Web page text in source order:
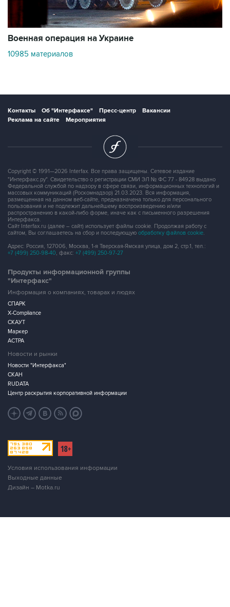
Военная операция на Украине
10985 материалов
Контакты Об "Интерфаксе" Пресс-центр
Вакансии
Реклама на сайте
Мероприятия
Copyright © 1991—2026 Interfax. Все права защищены. Сетевое издание
"Интерфакс.ру". Свидетельство о регистрации СМИ ЭЛ № ФС 77 - 84928 выдано
Федеральной службой по надзору в сфере связи, информационных технологий и
массовых коммуникаций (Роскомнадзор) 21.03.2023. Вся информация,
размещенная на данном веб-сайте, предназначена только для персонального
пользования и не подлежит дальнейшему воспроизведению и/или
распространению в какой-либо форме, иначе как с письменного разрешения
Интерфакса.
Сайт Interfax.ru (далее – сайт) использует файлы cookie. Продолжая работу с
сайтом, Вы соглашаетесь на сбор и последующую обработку файлов cookie.
Адрес: Россия, 127006, Москва, 1-я Тверская-Ямская улица, дом 2, стр.1, тел.:
+7 (499) 250-98-40, факс: +7 (499) 250-97-27
Продукты информационной группы
"Интерфакс"
Информация о компаниях, товарах и людях
СПАРК
X-Compliance
СКАУТ
Маркер
АСТРА
Новости и рынки
Новости "Интерфакса"
СКАН
RUDATA
Центр раскрытия корпоративной информации
Условия использования информации
Выходные данные
Дизайн – Motka.ru